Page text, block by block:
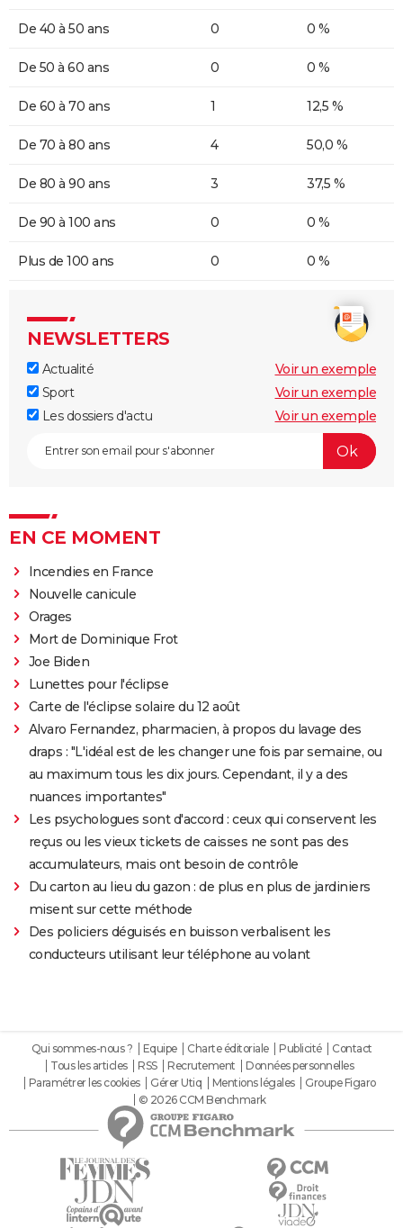
De 40 à 50 ans 0 0 %
De 50 à 60 ans 0 0 %
De 60 à 70 ans 1 12,5 %
De 70 à 80 ans 4 50,0 %
De 80 à 90 ans 3 37,5 %
De 90 à 100 ans 0 0 %
Plus de 100 ans 0 0 %
NEWSLETTERS
Actualité
Voir un exemple
Sport
Voir un exemple
Les dossiers d'actu
Voir un exemple
EN CE MOMENT
Incendies en France
Nouvelle canicule
Orages
Mort de Dominique Frot
Joe Biden
Lunettes pour l'éclipse
Carte de l'éclipse solaire du 12 août
Alvaro Fernandez, pharmacien, à propos du lavage des
draps : "L'idéal est de les changer une fois par semaine, ou
au maximum tous les dix jours. Cependant, il y a des
nuances importantes"
Les psychologues sont d'accord : ceux qui conservent les
reçus ou les vieux tickets de caisses ne sont pas des
accumulateurs, mais ont besoin de contrôle
Du carton au lieu du gazon : de plus en plus de jardiniers
misent sur cette méthode
Des policiers déguisés en buisson verbalisent les
conducteurs utilisant leur téléphone au volant
Qui sommes-nous ? Equipe Charte éditoriale Publicité
Contact
Tous les articles
RSS Recrutement
Données personnelles
Paramétrer les cookies
Gérer Utiq Mentions légales
Groupe Figaro
© 2026 CCM Benchmark